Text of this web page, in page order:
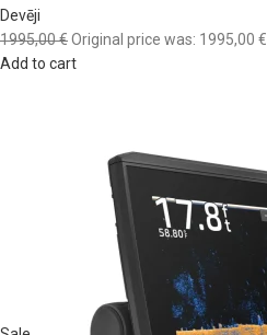
Devēji
1995,00 €Original price was: 1995,00 €.
Add to cart